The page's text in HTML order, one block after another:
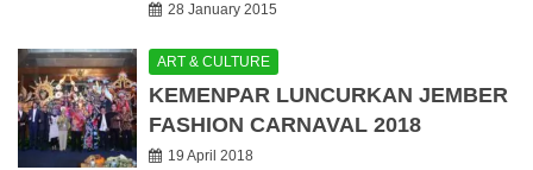
28 January 2015
ART & CULTURE
KEMENPAR LUNCURKAN JEMBER
FASHION CARNAVAL 2018
19 April 2018